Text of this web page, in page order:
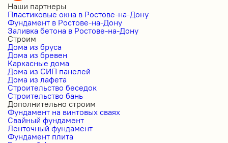
Наши партнеры
Пластиковые окна в Ростове-на-Дону
Фундамент в Ростове-на-Дону
Заливка бетона в Ростове-на-Дону
Строим
Дома из бруса
Дома из бревен
Каркасные дома
Дома из СИП панелей
Дома из лафета
Строительство беседок
Строительство бань
Дополнительно строим
Фундамент на винтовых сваях
Свайный фундамент
Ленточный фундамент
Фундамент плита